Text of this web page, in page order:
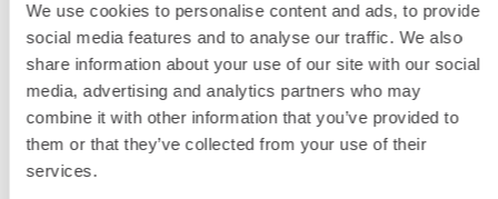
We use cookies to personalise content and ads, to provide
social media features and to analyse our traffic. We also
share information about your use of our site with our social
media, advertising and analytics partners who may
combine it with other information that you’ve provided to
them or that they’ve collected from your use of their
services.
Sähköliitäntä
16 A
Pumpattavan veden suurin raekoko
9 mm
Tuotto
1100 L/min
Lataa lisää